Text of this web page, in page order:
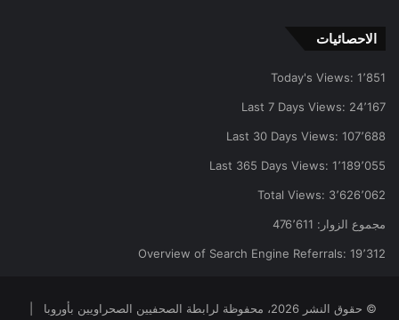
الاحصائيات
Today's Views: 1٬851
Last 7 Days Views: 24٬167
Last 30 Days Views: 107٬688
Last 365 Days Views: 1٬189٬055
Total Views: 3٬626٬062
مجموع الزوار: 476٬611
Overview of Search Engine Referrals: 19٬312
© حقوق النشر 2026، محفوظة لرابطة الصحفيين الصحراويين بأوروبا |